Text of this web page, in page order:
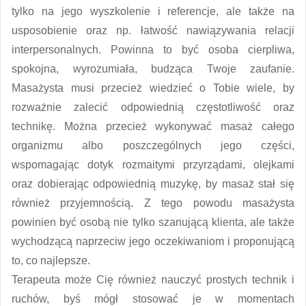
tylko na jego wyszkolenie i referencje, ale także na
usposobienie oraz np. łatwość nawiązywania relacji
interpersonalnych. Powinna to być osoba cierpliwa,
spokojna, wyrozumiała, budząca Twoje zaufanie.
Masażysta musi przecież wiedzieć o Tobie wiele, by
rozważnie zalecić odpowiednią częstotliwość oraz
technikę. Można przecież wykonywać masaż całego
organizmu albo poszczególnych jego części,
wspomagając dotyk rozmaitymi przyrządami, olejkami
oraz dobierając odpowiednią muzykę, by masaż stał się
również przyjemnością. Z tego powodu masażysta
powinien być osobą nie tylko szanującą klienta, ale także
wychodzącą naprzeciw jego oczekiwaniom i proponującą
to, co najlepsze.
Terapeuta może Cię również nauczyć prostych technik i
ruchów, byś mógł stosować je w momentach